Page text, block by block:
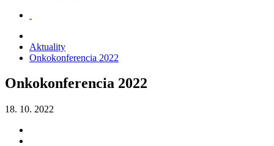
Aktuality
Onkokonferencia 2022
Onkokonferencia 2022
18. 10. 2022